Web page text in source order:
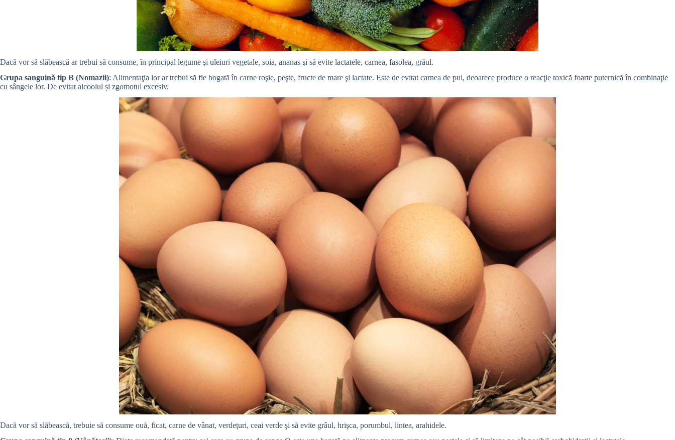
Dacă vor să slăbească ar trebui să consume, în principal legume şi uleiuri vegetale, soia, ananas şi să evite lactatele, carnea, fasolea, grâul.
Grupa sanguină tip B (Nomazii): Alimentaţia lor ar trebui să fie bogată în carne roşie, peşte, fructe de mare şi lactate. Este de evitat carnea de pui, deoarece produce o reacţie toxică foarte puternică în combinaţie
cu sângele lor. De evitat alcoolul și zgomotul excesiv.
Dacă vor să slăbească, trebuie să consume ouă, ficat, carne de vânat, verdeţuri, ceai verde şi să evite grâul, hrişca, porumbul, lintea, arahidele.